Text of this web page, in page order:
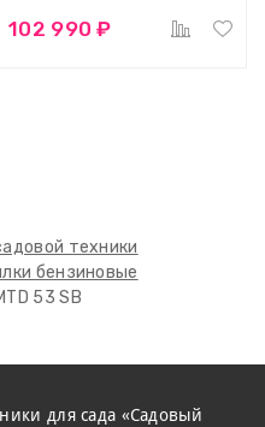
техники
бензиновые
53 SB
102 990 ₽
для сада «Садовый